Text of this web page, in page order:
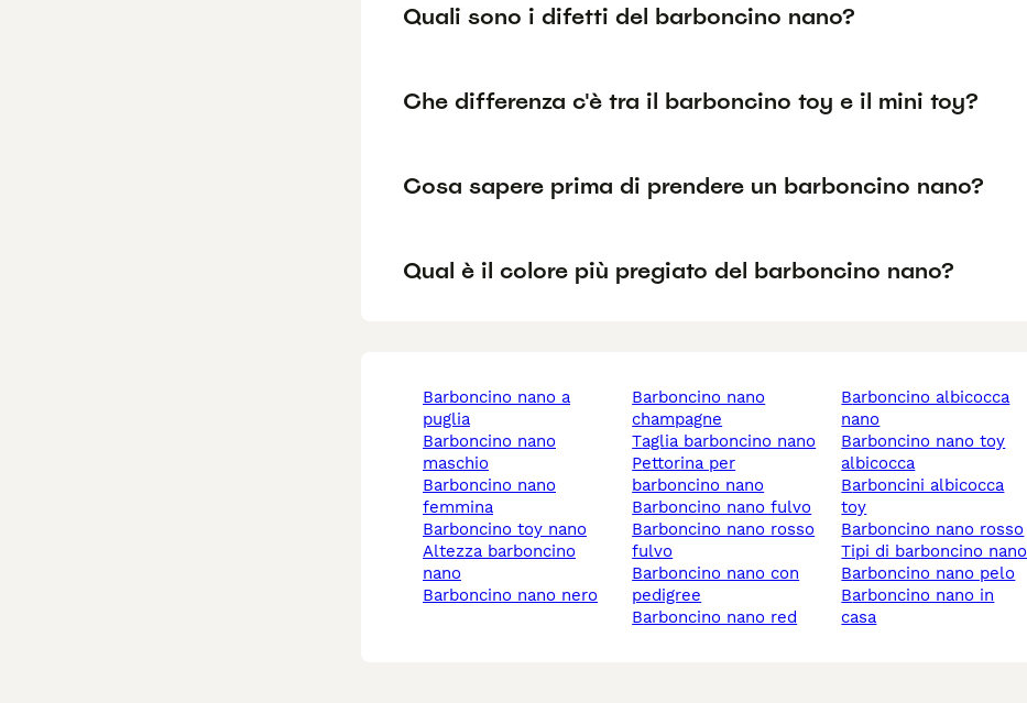
Quali sono i difetti del barboncino nano?
Che differenza c'è tra il barboncino toy e il mini toy?
Cosa sapere prima di prendere un barboncino nano?
Qual è il colore più pregiato del barboncino nano?
barboncino nano a
puglia
barboncino nano
maschio
barboncino nano
femmina
barboncino toy nano
altezza barboncino
nano
barboncino nano nero
barboncino nano
champagne
taglia barboncino nano
pettorina per
barboncino nano
barboncino nano fulvo
barboncino nano rosso
fulvo
barboncino nano con
pedigree
barboncino nano red
barboncino albicocca
nano
barboncino nano toy
albicocca
barboncini albicocca
toy
barboncino nano rosso
tipi di barboncino nano
barboncino nano pelo
barboncino nano in
casa